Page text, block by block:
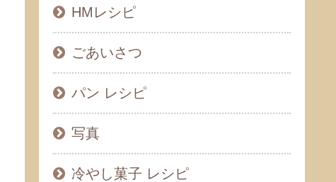
HMレシピ
ごあいさつ
パン レシピ
写真
冷やし菓子 レシピ